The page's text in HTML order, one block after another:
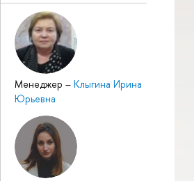
Менеджер – Клыгина Ирина
Юрьевна